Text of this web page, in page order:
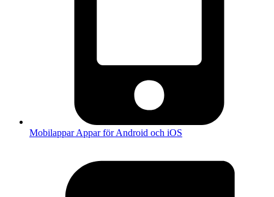
MobilapparAppar för Android och iOS